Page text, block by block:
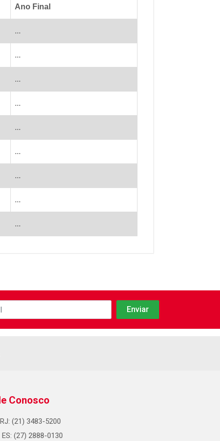
Ano Final
...
...
...
...
...
...
...
...
...
Conosco
RJ: (21) 3483-5200
ES: (27) 2888-0130